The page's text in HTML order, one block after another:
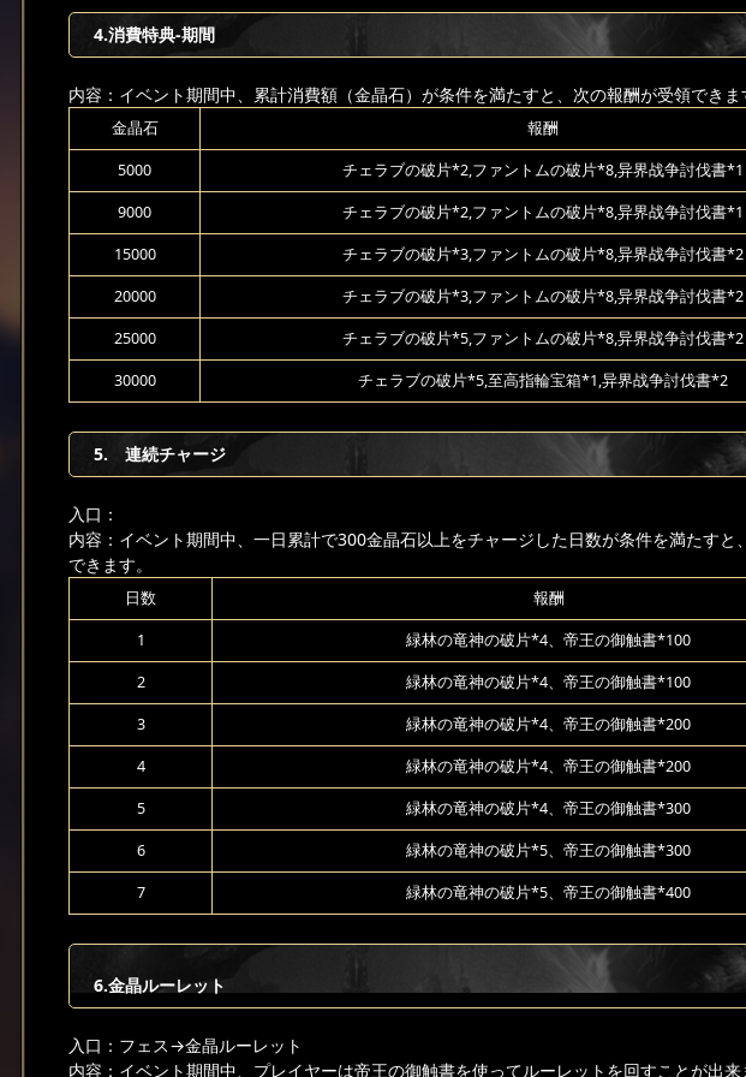
4.消費特典-期間
内容：イベント期間中、累計消費額（金晶石）が条件を満たすと、次の報酬が受領できま
金晶石 報酬
5000 チェラブの破片*2,ファントムの破片*8,异界战争討伐書*1
9000 チェラブの破片*2,ファントムの破片*8,异界战争討伐書*1
15000 チェラブの破片*3,ファントムの破片*8,异界战争討伐書*2
20000 チェラブの破片*3,ファントムの破片*8,异界战争討伐書*2
25000 チェラブの破片*5,ファントムの破片*8,异界战争討伐書*2
30000 チェラブの破片*5,至高指輪宝箱*1,异界战争討伐書*2
5. 連続チャージ
入口：
内容：イベント期間中、一日累計で300金晶石以上をチャージした日数が条件を満たすと
できます。
日数 報酬
1 緑林の竜神の破片*4、帝王の御触書*100
2 緑林の竜神の破片*4、帝王の御触書*100
3 緑林の竜神の破片*4、帝王の御触書*200
4 緑林の竜神の破片*4、帝王の御触書*200
5 緑林の竜神の破片*4、帝王の御触書*300
6 緑林の竜神の破片*5、帝王の御触書*300
7 緑林の竜神の破片*5、帝王の御触書*400
6.金晶ルーレット
入口：フェス→金晶ルーレット
内容：イベント期間中、プレイヤーは帝王の御触書を使ってルーレットを回すことが出